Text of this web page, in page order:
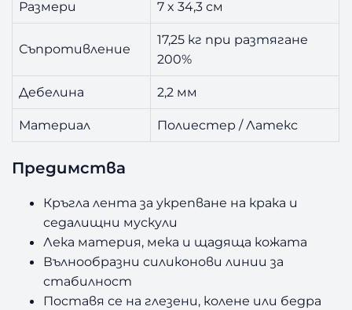
Размери 7 x 34,3 см
Съпротивление
17,25 кг при разтягане
200%
Дебелина 2,2 мм
Материал Полиестер / Латекс
Предимства
Кръгла лента за укрепване на крака и
седалищни мускули
Лека материя, мека и щадяща кожата
Вълнообразни силиконови линии за
стабилност
Поставя се на глезени, колене или бедра